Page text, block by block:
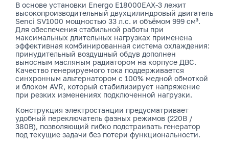
В основе установки Energo E18000EAX-3 лежит
высокопроизводительный двухцилиндровый двигатель
Senci SV1000 мощностью 33 л.с. и объёмом 999 см³.
Для обеспечения стабильной работы при
максимальных длительных нагрузках применена
эффективная комбинированная система охлаждения:
принудительный воздушный обдув дополнен
выносным масляным радиатором на корпусе ДВС.
Качество генерируемого тока поддерживается
синхронным альтернатором с 100% медной обмоткой
и блоком AVR, который стабилизирует напряжение
при резких изменениях подключенной нагрузки.
Конструкция электростанции предусматривает
удобный переключатель фазных режимов (220В /
380В), позволяющий гибко подстраивать генератор
под текущие задачи без потери функциональности.